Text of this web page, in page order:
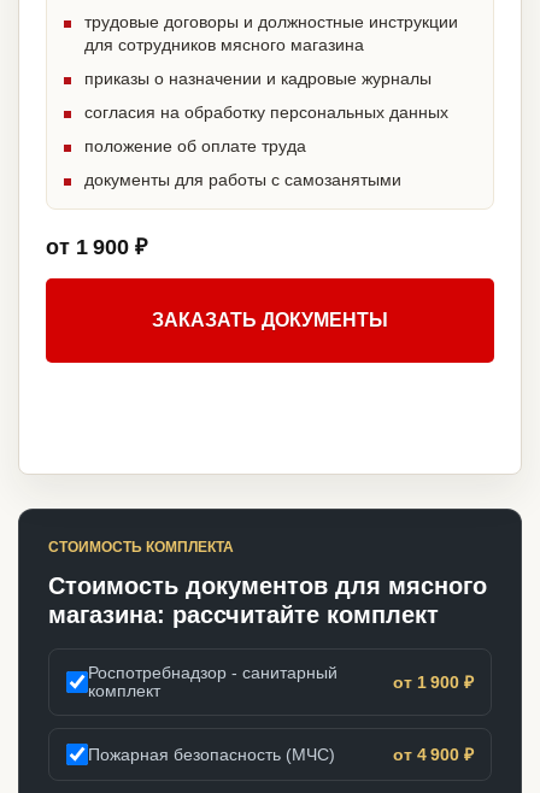
трудовые договоры и должностные инструкции
для сотрудников мясного магазина
приказы о назначении и кадровые журналы
согласия на обработку персональных данных
положение об оплате труда
документы для работы с самозанятыми
от 1 900 ₽
ЗАКАЗАТЬ ДОКУМЕНТЫ
СТОИМОСТЬ КОМПЛЕКТА
Стоимость документов для мясного
магазина: рассчитайте комплект
Роспотребнадзор - санитарный
комплект
от 1 900 ₽
Пожарная безопасность (МЧС) от 4 900 ₽